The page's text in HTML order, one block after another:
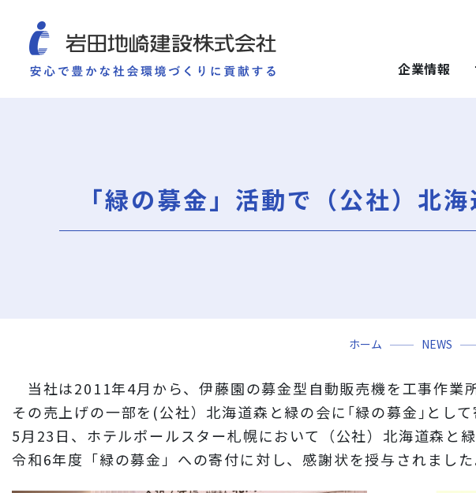
ミッション・ビジョン・社訓
組織図
岩田地崎建設のCM
3分でわかる岩田地崎建設
環境（Environment）
社会（Social）
ガバナンス（Governance）
地域別で
用途区分
GISマッ
企業情報
会社概要
3分でわか
社会（
用途区分
環境技術
「緑の募金」活動で（公社）北
ホーム NEWS
当社は2011年4月から、伊藤園の募金型自動販売機を工事作業
その売上げの一部を(公社）北海道森と緑の会に｢緑の募金｣として
5月23日、ホテルポールスター札幌において（公社）北海道森と
令和6年度「緑の募金」への寄付に対し、感謝状を授与されました